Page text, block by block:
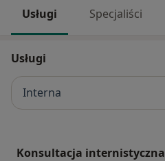
Usługi Specjaliści
Usługi
Interna
Konsultacja internistyczna